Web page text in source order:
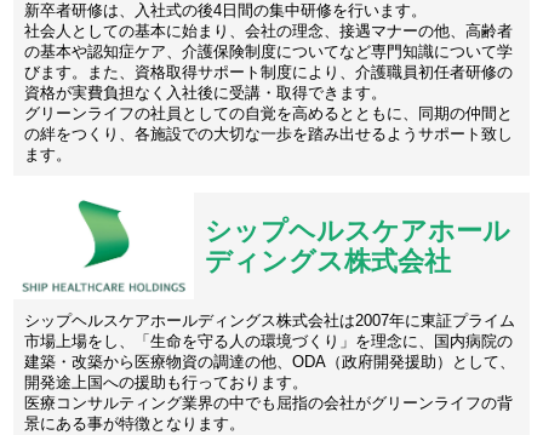
新卒者研修は、入社式の後4日間の集中研修を行います。
社会人としての基本に始まり、会社の理念、接遇マナーの他、高齢者
の基本や認知症ケア、介護保険制度についてなど専門知識について学
びます。また、資格取得サポート制度により、介護職員初任者研修の
資格が実費負担なく入社後に受講・取得できます。
グリーンライフの社員としての自覚を高めるとともに、同期の仲間と
の絆をつくり、各施設での大切な一歩を踏み出せるようサポート致し
ます。
シップヘルスケアホール
ディングス株式会社
シップヘルスケアホールディングス株式会社は2007年に東証プライム
市場上場をし、「生命を守る人の環境づくり」を理念に、国内病院の
建築・改築から医療物資の調達の他、ODA（政府開発援助）として、
開発途上国への援助も行っております。
医療コンサルティング業界の中でも屈指の会社がグリーンライフの背
景にある事が特徴となります。